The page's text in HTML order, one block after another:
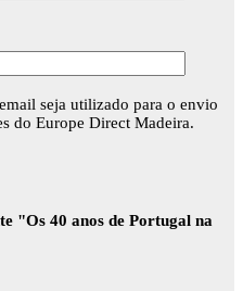
seja utilizado para o envio
do Europe Direct Madeira.
"Os 40 anos de Portugal na